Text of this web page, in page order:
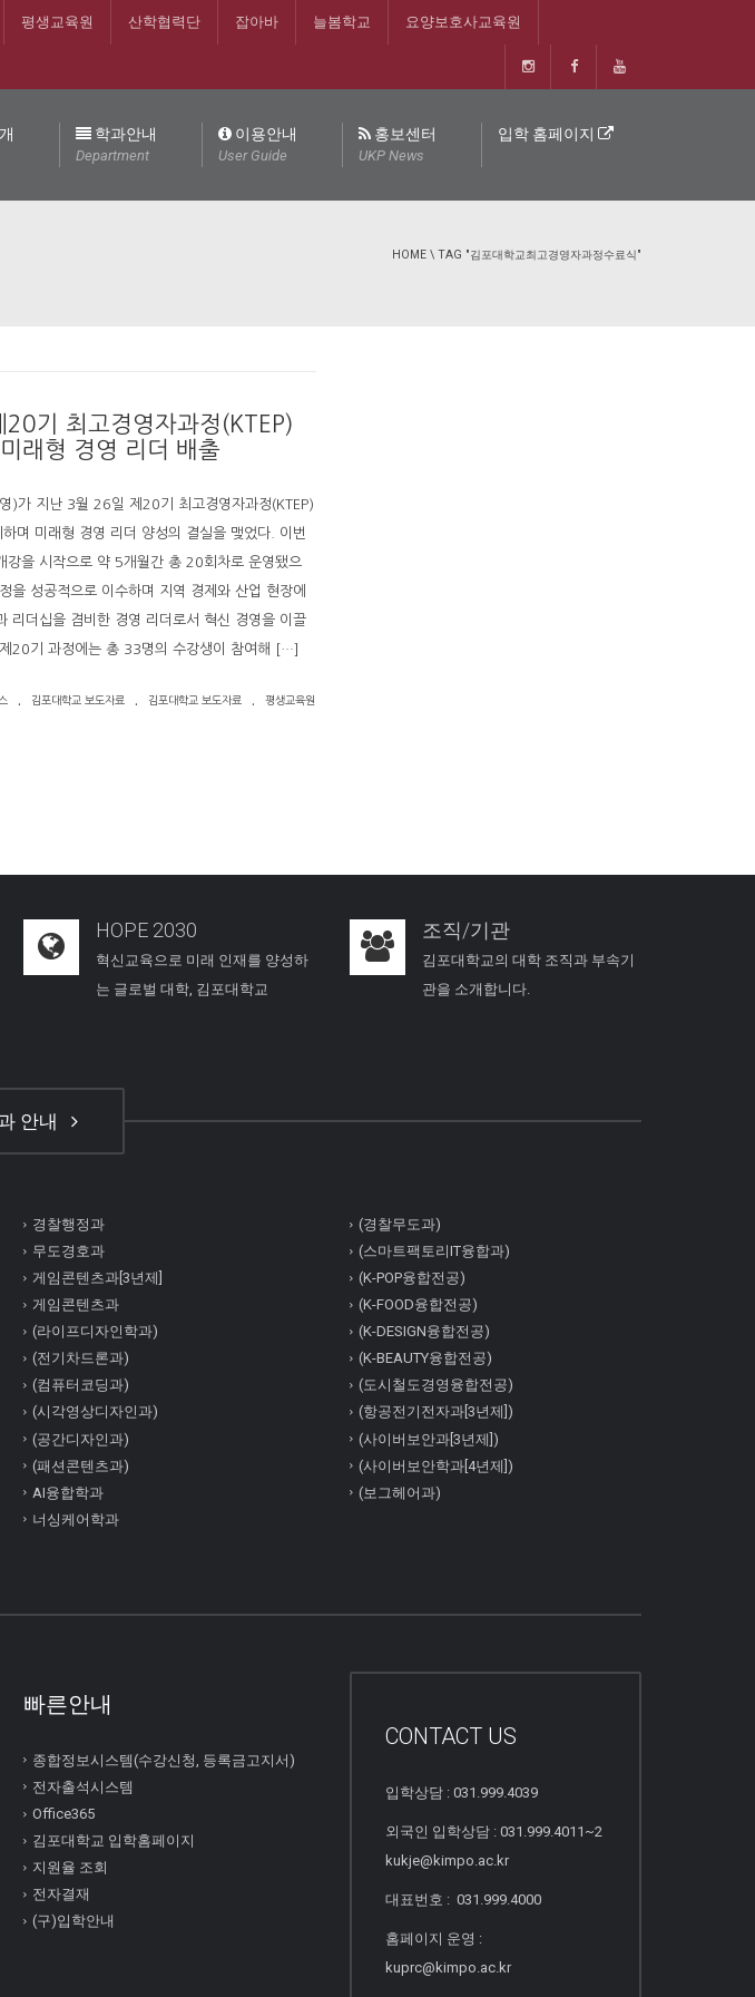
평생교육원 산학협력단 잡아바 늘봄학교 요양보호사교육원
학과안내
Department
이용안내
User Guide
홍보센터
UKP News
입학 홈페이지
HOME \ TAG "김포대학교최고경영자과정수료식"
20기 최고경영자과정(KTEP)
래형 경영 리더 배출
)가 지난 3월 26일 제20기 최고경영자과정(KTEP)
며 미래형 경영 리더 양성의 결실을 맺었다. 이번
을 시작으로 약 5개월간 총 20회차로 운영됐으
을 성공적으로 이수하며 지역 경제와 산업 현장에
리더십을 겸비한 경영 리더로서 혁신 경영을 이끌
20기 과정에는 총 33명의 수강생이 참여해 […]
김포대학교 보도자료 김포대학교 보도자료 평생교육원
HOPE 2030
혁신교육으로 미래 인재를 양성하
는 글로벌 대학, 김포대학교
조직/기관
김포대학교의 대학 조직과 부속기
관을 소개합니다.
안내
경찰행정과
무도경호과
게임콘텐츠과[3년제]
게임콘텐츠과
(라이프디자인학과)
(전기차드론과)
(컴퓨터코딩과)
(시각영상디자인과)
(공간디자인과)
(패션콘텐츠과)
AI융합학과
너싱케어학과
(경찰무도과)
(스마트팩토리IT융합과)
(K-POP융합전공)
(K-FOOD융합전공)
(K-DESIGN융합전공)
(K-BEAUTY융합전공)
(도시철도경영융합전공)
(항공전기전자과[3년제])
(사이버보안과[3년제])
(사이버보안학과[4년제])
(보그헤어과)
빠른안내
종합정보시스템(수강신청, 등록금고지서)
전자출석시스템
Office365
김포대학교 입학홈페이지
지원율 조회
전자결재
(구)입학안내
CONTACT US
입학상담 : 031.999.4039
외국인 입학상담 : 031.999.4011~2
kukje@kimpo.ac.kr
대표번호 : 031.999.4000
홈페이지 운영 :
kuprc@kimpo.ac.kr